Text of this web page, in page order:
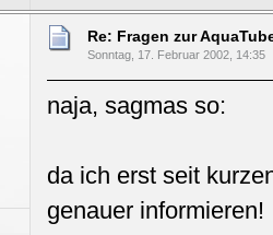
Re: Fragen zur
Sonntag, 17. Februar 2002, 14:35
naja, sagmas so:
da ich erst seit
genauer informieren!